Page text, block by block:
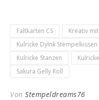
Faltkarten CS
Kreativ
Kulricke DyInk Stempelkissen
Kulricke Stanzen
Sakura Gelly Roll
Von Stempeldreams76